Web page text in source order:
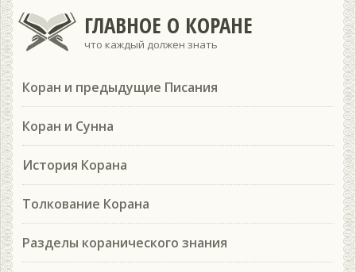
ГЛАВНОЕ О КОРАНЕ
что каждый должен знать
Коран и предыдущие Писания
Коран и Сунна
История Корана
Толкование Корана
Разделы коранического знания